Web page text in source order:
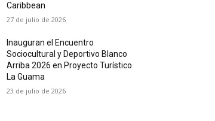
Caribbean
27 de julio de 2026
Inauguran el Encuentro
Sociocultural y Deportivo Blanco
Arriba 2026 en Proyecto Turístico
La Guama
23 de julio de 2026